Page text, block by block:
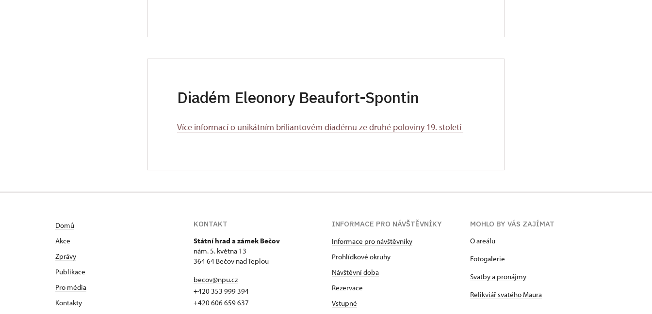
Diadém Eleonory Beaufort-Spontin
Více informací o unikátním briliantovém diadému ze druhé poloviny 19. století
Domů
Akce
Zprávy
Publikace
Pro média
Kontakty
KONTAKT
Státní hrad a zámek Bečov
nám. 5. května 13
364 64 Bečov nad Teplou
becov@npu.cz
+420 353 999 394
+420 606 659 637
INFORMACE PRO NÁVŠTĚVNÍKY
Informace pro návštěvníky
Prohlídkové okruhy
Návštěvní doba
Rezervace
Vstupné
MOHLO BY VÁS ZAJÍMAT
O areálu
Fotogalerie
Svatby a pronájmy
Relikviář svatého Maura